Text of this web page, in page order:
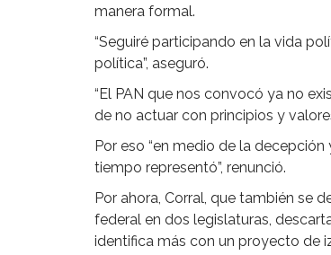
manera formal.
“Seguiré participando en la vida
política”, aseguró.
“El PAN que nos convocó ya no
de no actuar con principios y
Por eso “en medio de la
tiempo representó”, renunció.
Por ahora, Corral, que también se
federal en dos legislaturas,
identifica más con un proyecto de